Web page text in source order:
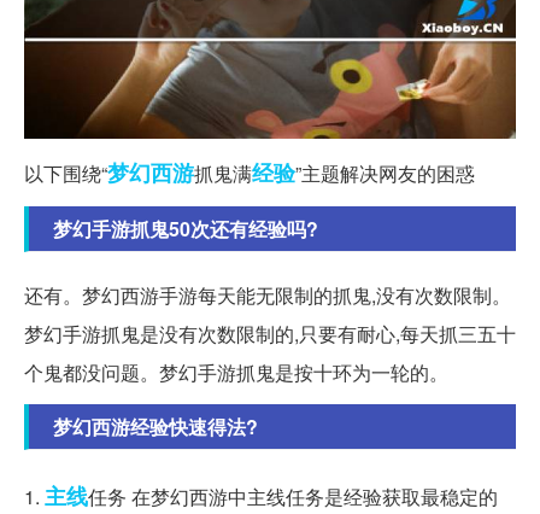
以下围绕“梦幻西游抓鬼满经验”主题解决网友的困惑
梦幻手游抓鬼50次还有经验吗?
还有。梦幻西游手游每天能无限制的抓鬼,没有次数限制。
梦幻手游抓鬼是没有次数限制的,只要有耐心,每天抓三五十
个鬼都没问题。梦幻手游抓鬼是按十环为一轮的。
梦幻西游经验快速得法?
1. 主线任务 在梦幻西游中主线任务是经验获取最稳定的